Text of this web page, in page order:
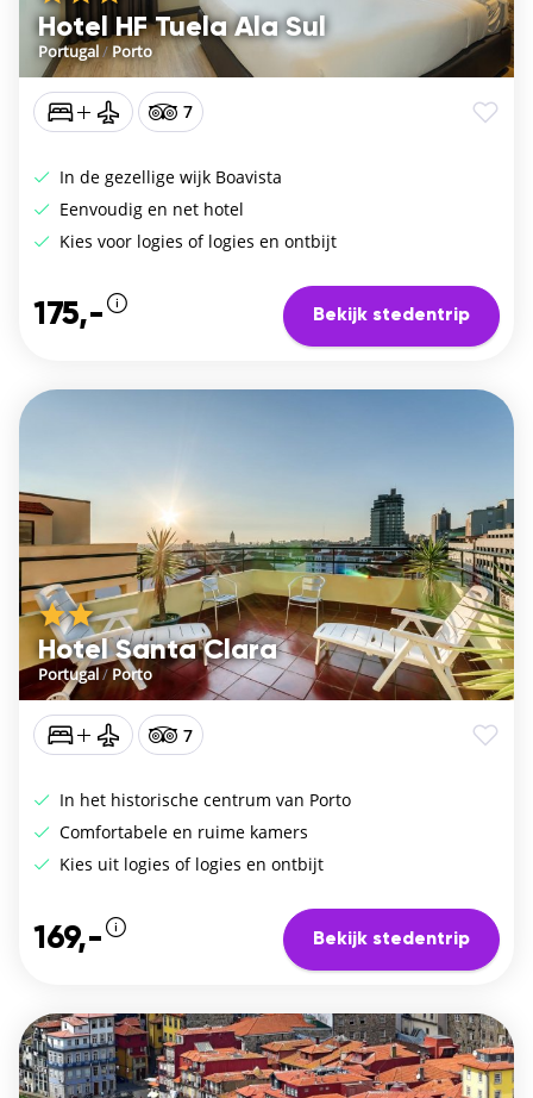
Hotel HF Tuela Ala Sul
Portugal/Porto
7
In de gezellige wijk Boavista
Eenvoudig en net hotel
Kies voor logies of logies en ontbijt
175,- Bekijk stedentrip
Hotel Santa Clara
Portugal/Porto
7
In het historische centrum van Porto
Comfortabele en ruime kamers
Kies uit logies of logies en ontbijt
169,- Bekijk stedentrip